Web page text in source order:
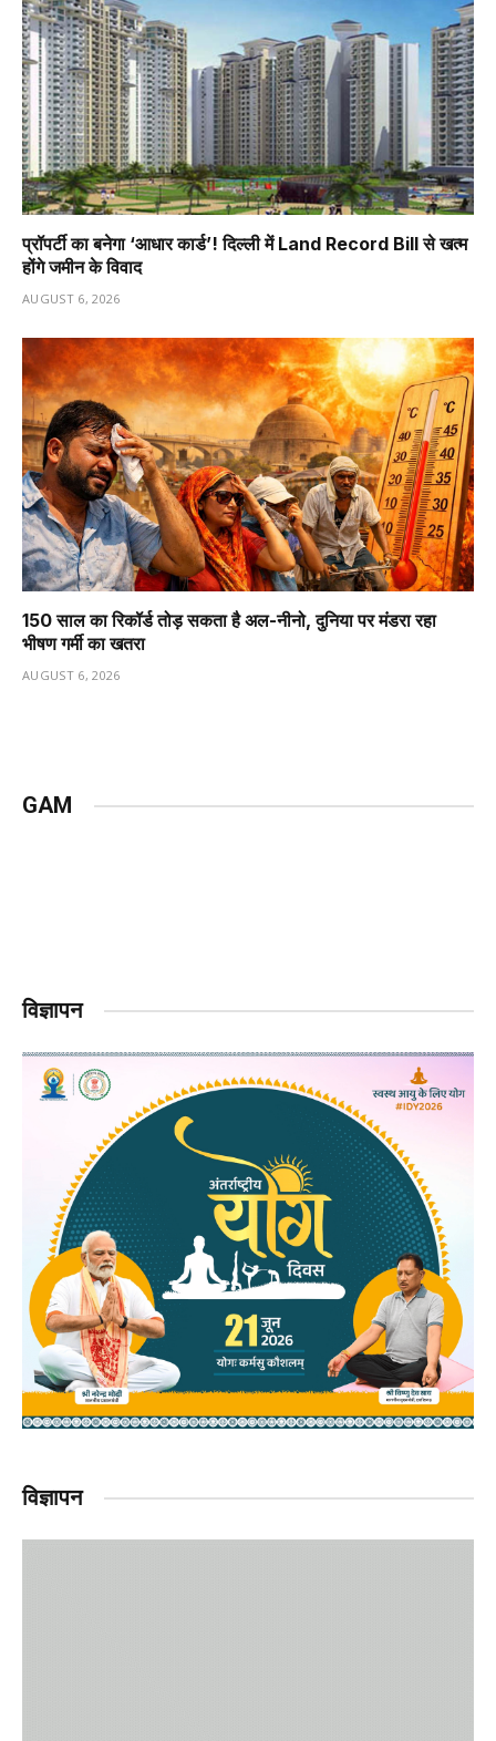
प्रॉपर्टी का बनेगा ‘आधार कार्ड’! दिल्ली में Land Record Bill से खत्म
होंगे जमीन के विवाद
AUGUST 6, 2026
150 साल का रिकॉर्ड तोड़ सकता है अल-नीनो, दुनिया पर मंडरा रहा
भीषण गर्मी का खतरा
AUGUST 6, 2026
GAM
विज्ञापन
विज्ञापन